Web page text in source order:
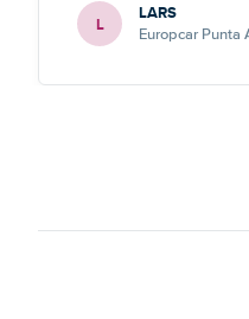
L LARS
Europcar Punta